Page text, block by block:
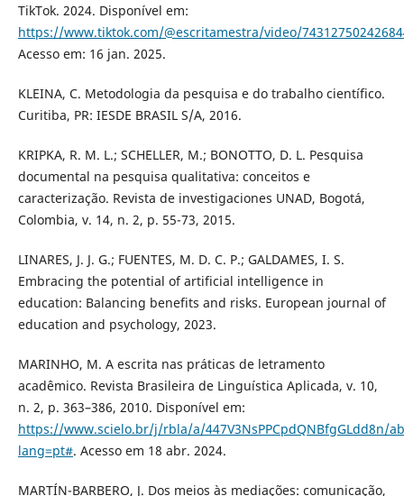
TikTok. 2024. Disponível em:
https://www.tiktok.com/@escritamestra/video/
Acesso em: 16 jan. 2025.
KLEINA, C. Metodologia da pesquisa e do trabalho científico.
Curitiba, PR: IESDE BRASIL S/A, 2016.
KRIPKA, R. M. L.; SCHELLER, M.; BONOTTO, D. L. Pesquisa
documental na pesquisa qualitativa: conceitos e
caracterização. Revista de investigaciones UNAD, Bogotá,
Colombia, v. 14, n. 2, p. 55-73, 2015.
LINARES, J. J. G.; FUENTES, M. D. C. P.; GALDAMES, I. S.
Embracing the potential of artificial intelligence in
education: Balancing benefits and risks. European journal of
education and psychology, 2023.
MARINHO, M. A escrita nas práticas de letramento
acadêmico. Revista Brasileira de Linguística Aplicada, v. 10,
n. 2, p. 363–386, 2010. Disponível em:
https://www.scielo.br/j/rbla/a/447V3NsPPCpdQNBfgGLdd8n/
lang=pt#. Acesso em 18 abr. 2024.
MARTÍN-BARBERO, J. Dos meios às mediações: comunicação,